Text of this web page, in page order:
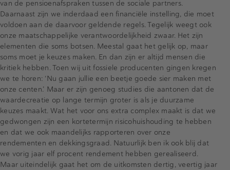
van de pensioenafspraken tussen de sociale partners.
Daarnaast zijn we inderdaad een financiële instelling, die moet
voldoen aan de daarvoor geldende regels. Tegelijk weegt ook
onze maatschappelijke verantwoordelijkheid zwaar. Het zijn
elementen die soms botsen. Meestal gaat het gelijk op, maar
soms moet je keuzes maken. En dan zijn er altijd mensen die
kritiek hebben. Toen wij uit fossiele producenten gingen kregen
we te horen: ‘Nu gaan jullie een beetje goede sier maken met
onze centen.’ Maar er zijn genoeg studies die aantonen dat de
waardecreatie op lange termijn groter is als je duurzame
keuzes maakt. Wat het voor ons extra complex maakt is dat we
gedwongen zijn een kortetermijn risicohuishouding te hebben
en dat we ook maandelijks rapporteren over onze
rendementen en dekkingsgraad. Natuurlijk ben ik ook blij dat
we vorig jaar elf procent rendement hebben gerealiseerd.
Maar uiteindelijk gaat het om de uitkomsten dertig, veertig jaar